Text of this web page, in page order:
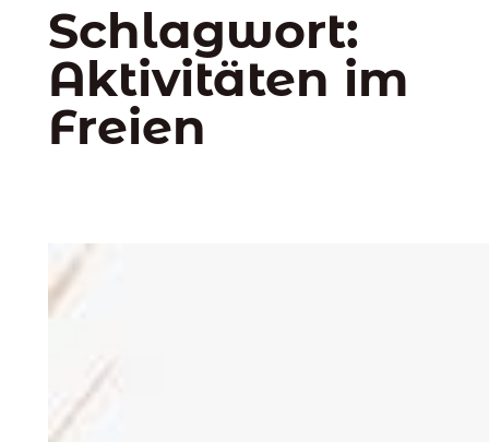
Schlagwort:
Aktivitäten im
Freien